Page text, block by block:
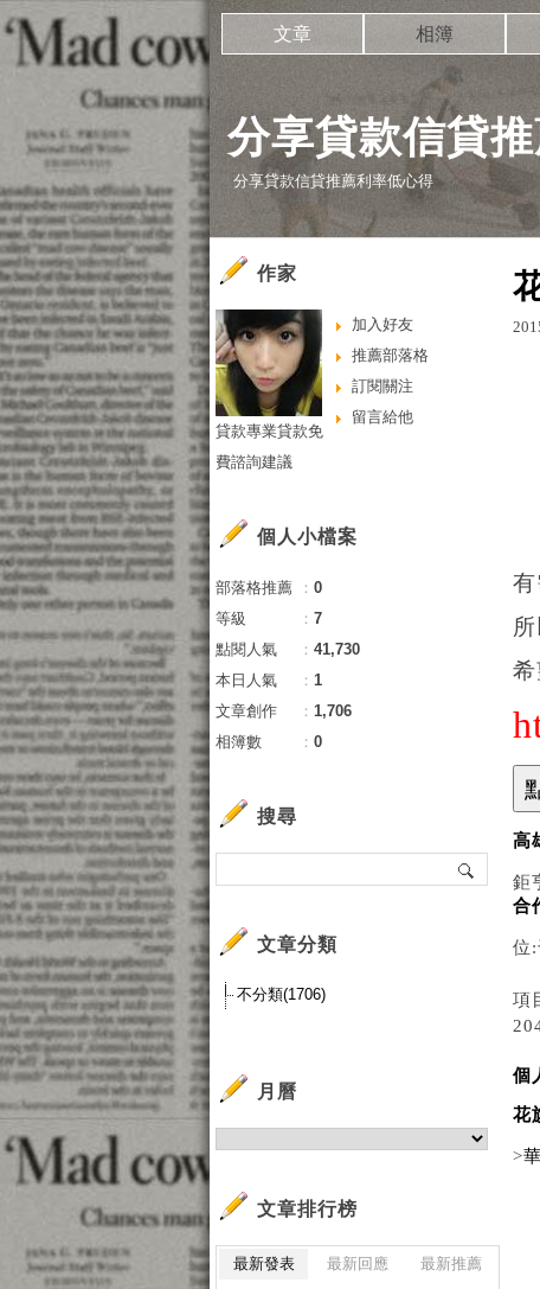
分享貸款信貸
分享貸款信貸推薦利率低心得
文章 相簿
高
鉅
合
位
項
個
花
>
作家
加入好友
推薦部落格
訂閱關注
留言給他
貸款專業貸款免
費諮詢建議
個人小檔案
部落格推薦 ： 0
等級
： 7
點閱人氣
： 41,730
本日人氣
： 1
文章創作
： 1,706
相簿數
： 0
搜尋
文章分類
不分類(1706)
月曆
文章排行榜
最新發表 最新回應
最新推薦